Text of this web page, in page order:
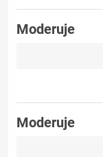
Moderuje
Moderuje